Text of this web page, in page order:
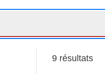
9 résultats